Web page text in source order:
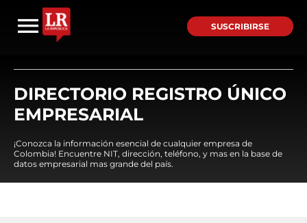
SUSCRIBIRSE
DIRECTORIO REGISTRO ÚNICO
EMPRESARIAL
¡Conozca la información esencial de cualquier empresa de
Colombia! Encuentre NIT, dirección, teléfono, y mas en la base de
datos empresarial mas grande del país.